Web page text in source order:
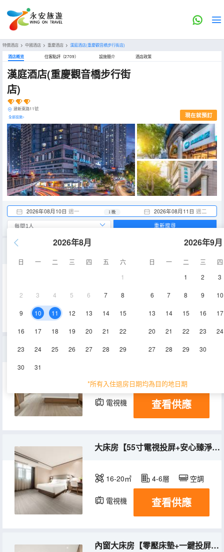
特價酒店 > 中國酒店 > 重慶酒店 > 漢庭酒店(重慶觀音橋步行街店)
酒店概览 住客點評（2709） 設施簡介 酒店政策
漢庭酒店(重慶觀音橋步行街
店)
建新東路11號
全部設施> 現在就預訂
2026年08月10日 週一 2026年08月11日 週二
1 晚
2026年8月
日 一 二 三 四 五
六
1
2 3 4 5 6 7 8
9 10 11 12 13 14 15
16 17 18 19 20 21 22
23 24 25 26 27 28 29
30 31
2026年9月
日 一 二 三
四
1
2 3
6 7 8 9 10
13 14 15 16 17
20 21 22 23 24
27 28 29 30
*所有入住退房日期均為目的地日期
重新搜尋
21-23㎡ 空調
大床房A
16㎡ 5-6層 空調
電視機 查看供應
大床房【55寸電視投屏+安心臻淨+城市景觀】
16-20㎡ 4-6層 空調
電視機 查看供應
內窗大床房【零壓床墊+一鍵投屏+靜謐優選】